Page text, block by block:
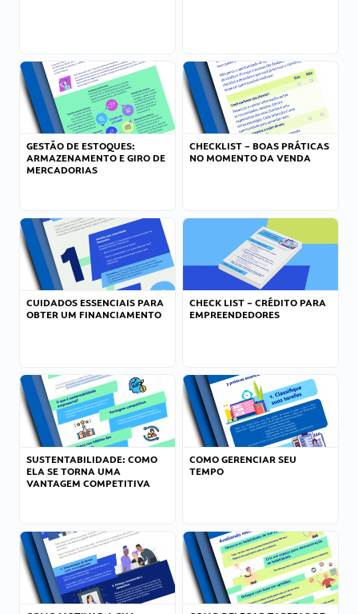
GESTÃO DE ESTOQUES:
ARMAZENAMENTO E GIRO DE
MERCADORIAS
CHECKLIST – BOAS PRÁTICAS
NO MOMENTO DA VENDA
CUIDADOS ESSENCIAIS PARA
OBTER UM FINANCIAMENTO
CHECK LIST – CRÉDITO PARA
EMPREENDEDORES
SUSTENTABILIDADE: COMO
ELA SE TORNA UMA
VANTAGEM COMPETITIVA
COMO GERENCIAR SEU
TEMPO